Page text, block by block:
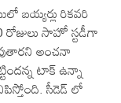
బ‌య్య‌ర్లు రిక‌వ‌రి
రోజులు సాహో స్ట‌డీగా
అంచ‌నా
టాక్ ఉన్నా
సీడెడ్ లో